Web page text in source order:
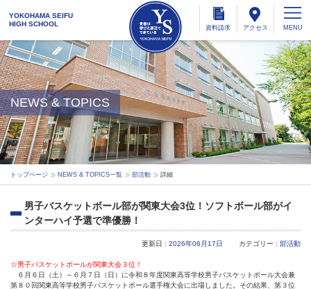
YOKOHAMA SEIFU
HIGH SCHOOL
資料請求 アクセス
NEWS & TOPICS
トップページ NEWS & TOPICS一覧 部活動 詳細
男子バスケットボール部が関東大会3位！ソフトボール部がイ
ンターハイ予選で準優勝！
更新日 : 2026年06月17日 カテゴリー : 部活動
☆男子バスケットボールが関東大会３位！
６月６日（土）～６月７日（日）に令和８年度関東高等学校男子バスケットボール大会兼
第８０回関東高等学校男子バスケットボール選手権大会に出場しました。その結果、第３位